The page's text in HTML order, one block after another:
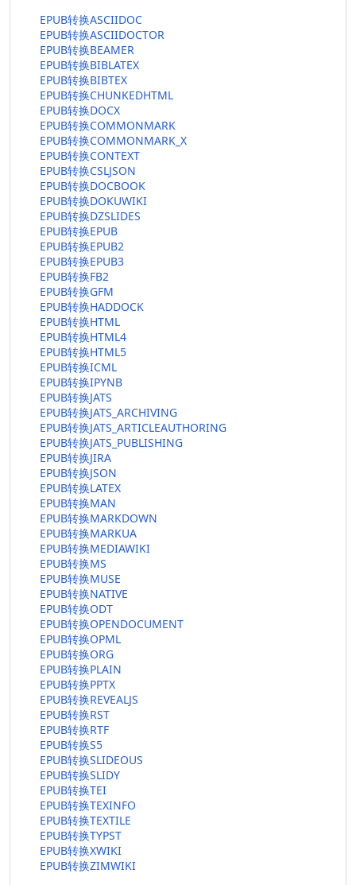
EPUB转换ASCIIDOC
EPUB转换ASCIIDOCTOR
EPUB转换BEAMER
EPUB转换BIBLATEX
EPUB转换BIBTEX
EPUB转换CHUNKEDHTML
EPUB转换DOCX
EPUB转换COMMONMARK
EPUB转换COMMONMARK_X
EPUB转换CONTEXT
EPUB转换CSLJSON
EPUB转换DOCBOOK
EPUB转换DOKUWIKI
EPUB转换DZSLIDES
EPUB转换EPUB
EPUB转换EPUB2
EPUB转换EPUB3
EPUB转换FB2
EPUB转换GFM
EPUB转换HADDOCK
EPUB转换HTML
EPUB转换HTML4
EPUB转换HTML5
EPUB转换ICML
EPUB转换IPYNB
EPUB转换JATS
EPUB转换JATS_ARCHIVING
EPUB转换JATS_ARTICLEAUTHORING
EPUB转换JATS_PUBLISHING
EPUB转换JIRA
EPUB转换JSON
EPUB转换LATEX
EPUB转换MAN
EPUB转换MARKDOWN
EPUB转换MARKUA
EPUB转换MEDIAWIKI
EPUB转换MS
EPUB转换MUSE
EPUB转换NATIVE
EPUB转换ODT
EPUB转换OPENDOCUMENT
EPUB转换OPML
EPUB转换ORG
EPUB转换PLAIN
EPUB转换PPTX
EPUB转换REVEALJS
EPUB转换RST
EPUB转换RTF
EPUB转换S5
EPUB转换SLIDEOUS
EPUB转换SLIDY
EPUB转换TEI
EPUB转换TEXINFO
EPUB转换TEXTILE
EPUB转换TYPST
EPUB转换XWIKI
EPUB转换ZIMWIKI